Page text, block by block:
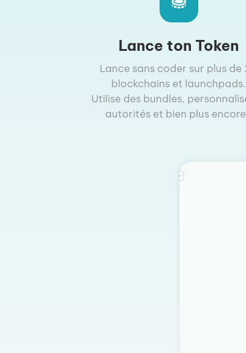
Lance ton Token
Lance sans coder sur plus de
blockchains et launchpads.
Utilise des bundles,
autorités et bien plus